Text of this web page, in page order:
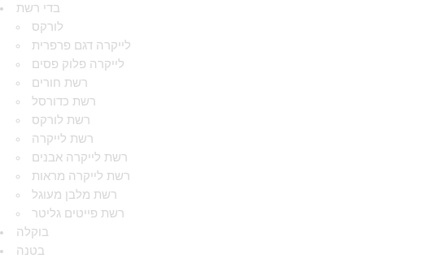
בדי רשת
לורקס
לייקרה דגם פרפרית
לייקרה פלוק פסים
רשת חורים
רשת כדורסל
רשת לורקס
רשת לייקרה
רשת לייקרה אבנים
רשת לייקרה מראות
רשת מלבן מעוגל
רשת פייטים גליטר
בוקלה
בטנה